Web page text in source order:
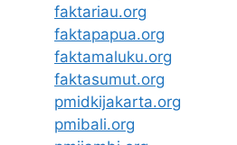
faktariau.org
faktapapua.org
faktamaluku.org
faktasumut.org
pmidkijakarta.org
pmibali.org